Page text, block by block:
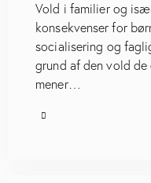
Vold i familier og
konsekvenser for
socialisering og
grund af den vold
mener…